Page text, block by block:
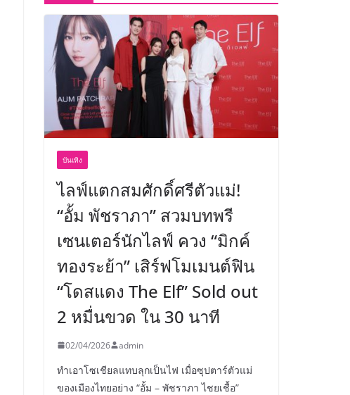
บันเทิง
ไลฟ์แตกสมศักดิ์ศรีตัวแม่!
“อั้ม พัชราภา” สวมบทพรี
เซนเตอร์นักไลฟ์ ควง “มิกค์
ทองระย้า” เสิร์ฟโมเมนต์ฟิน
“โดสแดง The Elf” Sold out
2 หมื่นขวด ใน 30 นาที
02/04/2026 admin
ทำเอาโซเชียลแทบลุกเป็นไฟ เมื่อซุปตาร์ตัวแม่
ของเมืองไทยอย่าง “อั้ม – พัชราภา ไชยเชื้อ”